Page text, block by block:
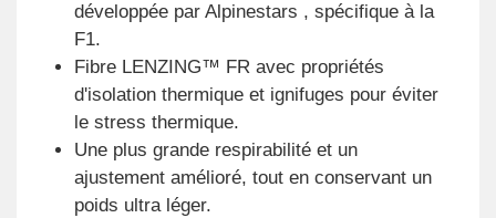
développée par Alpinestars , spécifique à la
F1.
Fibre LENZING™ FR avec propriétés
d'isolation thermique et ignifuges pour éviter
le stress thermique.
Une plus grande respirabilité et un
ajustement amélioré, tout en conservant un
poids ultra léger.